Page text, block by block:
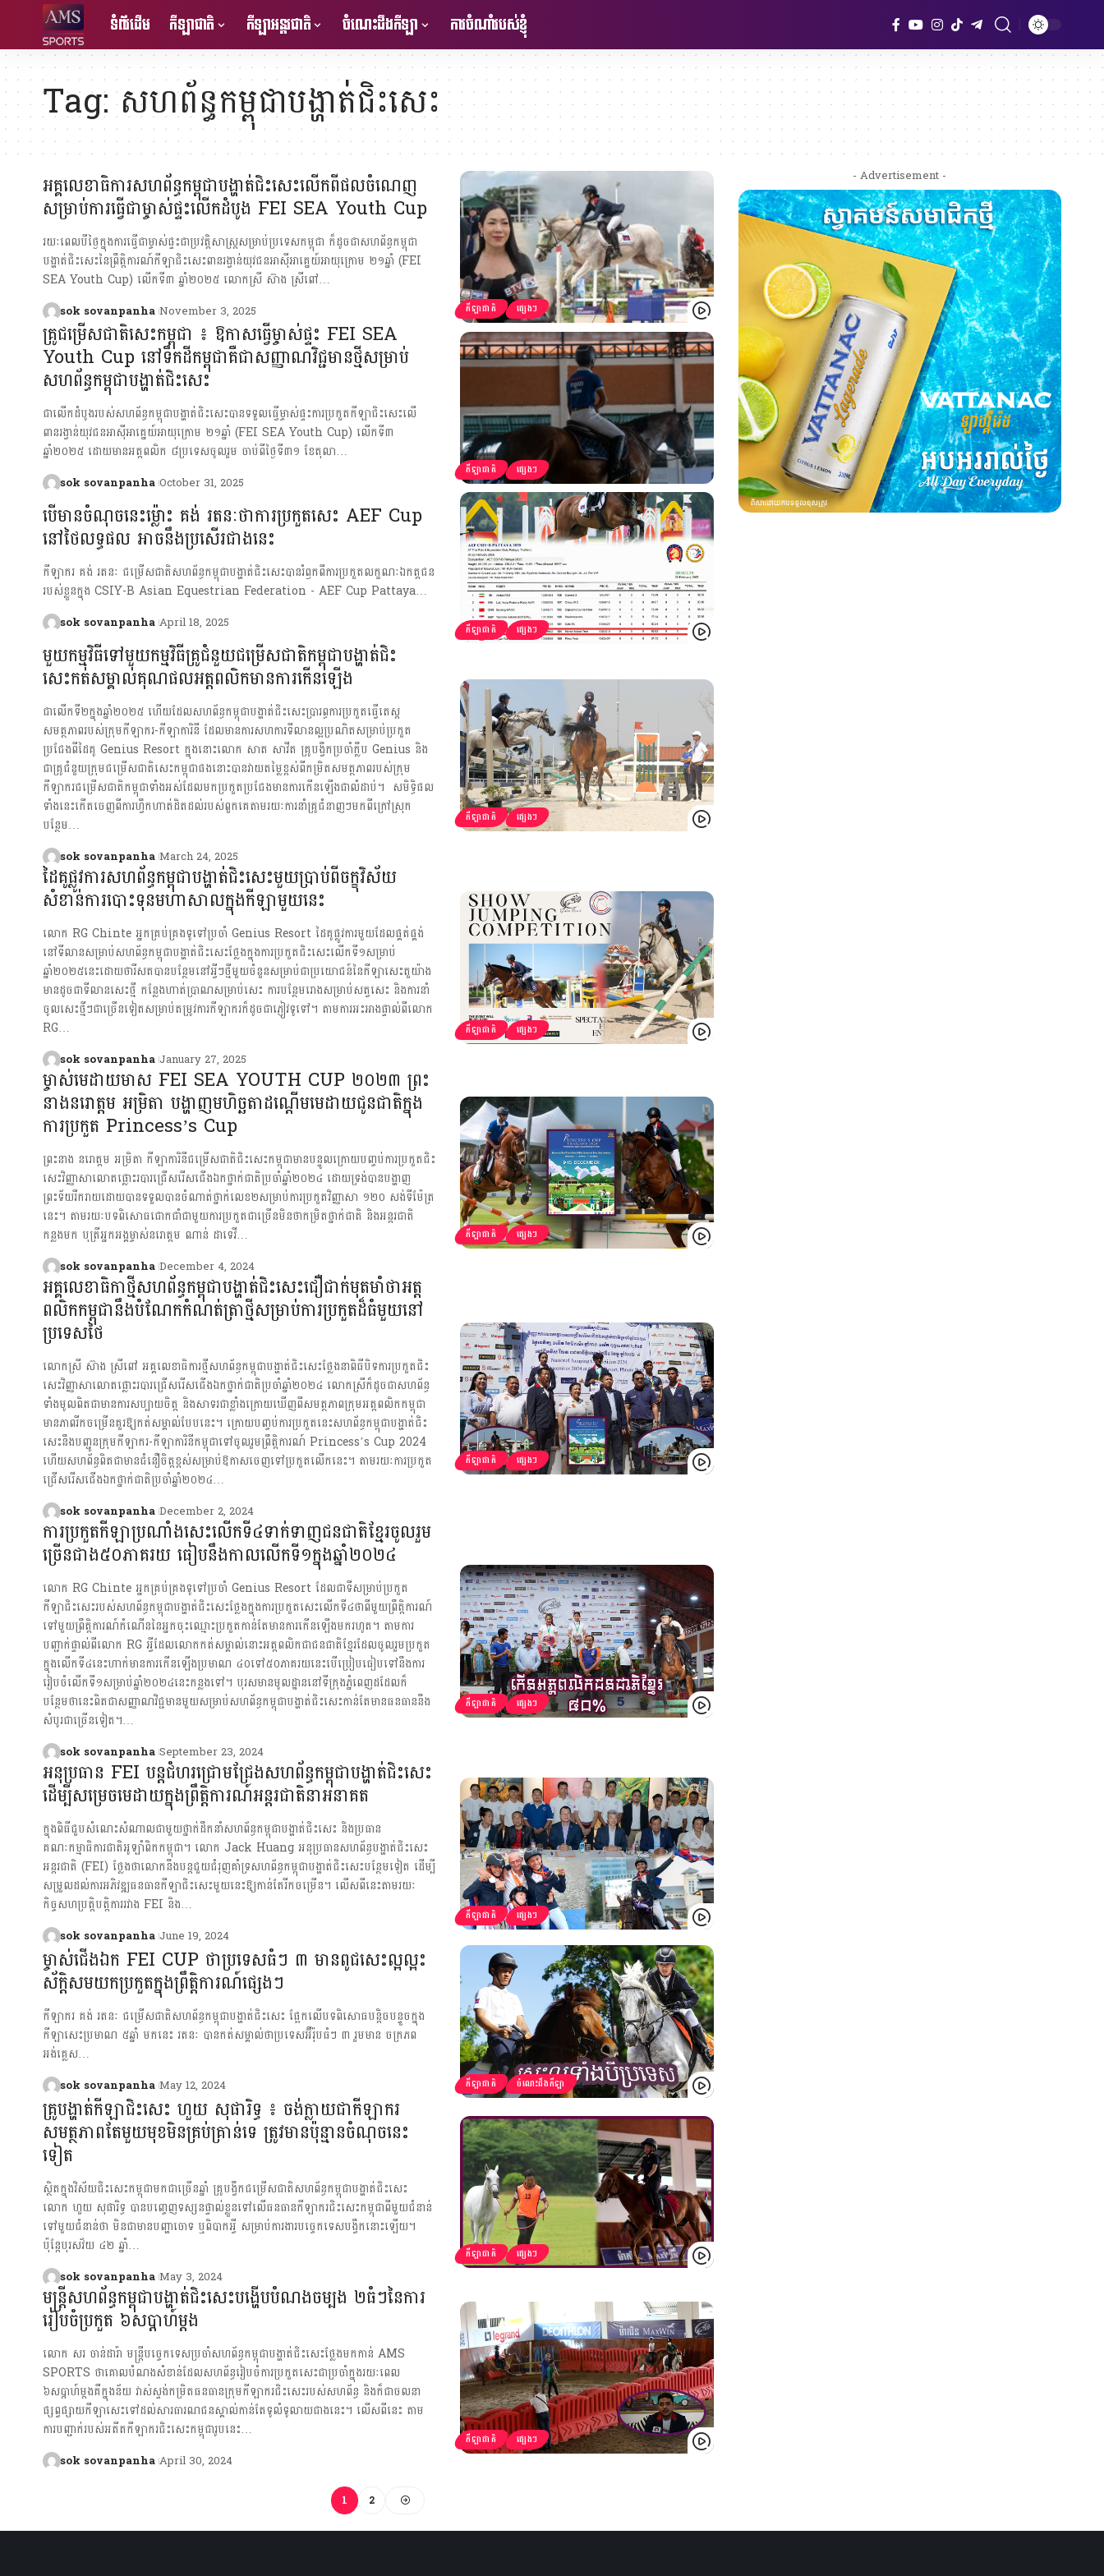
ទំព័រដើម កីឡាជាតិ កីឡាអន្តរជាតិ ចំណេះដឹងកីឡា ការចំណាំរបស់ខ្ញុំ
Tag:សហព័ន្ធកម្ពុជាបង្ហាត់ជិះសេះ
កីឡាជាតិ ផ្សេងៗ
អគ្គលេខាធិការសហព័ន្ធកម្ពុជាបង្ហាត់ជិះសេះលើកពីផលចំណេញ
សម្រាប់ការធ្វើជាម្ចាស់ផ្ទះលើកដំបូង FEI SEA Youth Cup
រយៈពេលបីថ្ងៃក្នុងការធ្វើជាម្ចាស់ផ្ទះជាប្រវត្តិសាស្រ្តសម្រាប់ប្រទេសកម្ពុជា ក៏ដូចជាសហព័ន្ធកម្ពុជា
បង្ហាត់ជិះសេះនៃព្រឹត្តិការណ៍កីឡាជិះសេះពានរង្វាន់យុវជនអាស៊ីអាគ្នេយ៍អាយុក្រោម ២១ឆ្នាំ (FEI
SEA Youth Cup) លើកទី៣ ឆ្នាំ២០២៥ លោកស្រី ស៊ាង ស្រីពៅ…
sok sovanpanha November 3, 2025
កីឡាជាតិ ផ្សេងៗ
គ្រូជម្រើសជាតិសេះកម្ពុជា ៖ ឱកាសធ្វើម្ចាស់ផ្ទះ FEI SEA
Youth Cup នៅទឹកដីកម្ពុជាគឺជាសញ្ញាណវិជ្ជមានថ្មីសម្រាប់
សហព័ន្ធកម្ពុជាបង្ហាត់ជិះសេះ
ជាលើកដំបូងរបស់សហព័ន្ធកម្ពុជាបង្ហាត់ជិះសេះបានទទួលធ្វើម្ចាស់ផ្ទះការប្រកួតកីឡាជិះសេះលើ
ពានរង្វាន់យុវជនអាស៊ីអាគ្នេយ៍អាយុក្រោម ២១ឆ្នាំ (FEI SEA Youth Cup) លើកទី៣
ឆ្នាំ២០២៥ ដោយមានអត្តពលិក ៨ប្រទេសចូលរួម ចាប់ពីថ្ងៃទី៣១ ខែតុលា…
sok sovanpanha October 31, 2025
កីឡាជាតិ ផ្សេងៗ
បើមានចំណុចនេះម៉្លោះ គង់ រតនៈថាការប្រកួតសេះ AEF Cup
នៅថៃលទ្ធផល អាចនឹងប្រសើរជាងនេះ
កីឡាករ គង់ រតនៈ ជម្រើសជាតិសហព័ន្ធកម្ពុជាបង្ហាត់ជិះសេះបានរំឭកពីការប្រកួតលក្ខណៈឯកត្តជន
របស់ខ្លួនក្នុង CSIY-B Asian Equestrian Federation - AEF Cup Pattaya…
sok sovanpanha April 18, 2025
កីឡាជាតិ ផ្សេងៗ
មួយកម្មវិធីទៅមួយកម្មវិធីគ្រូជំនួយជម្រើសជាតិកម្ពុជាបង្ហាត់ជិះ
សេះកត់សម្គាល់គុណផលអត្តពលិកមានការកើនឡើង
ជាលើកទី២ក្នុងឆ្នាំ២០២៥ ហើយដែលសហព័ន្ធកម្ពុជាបង្ហាត់ជិះសេះប្រារព្ធការប្រកួតធ្វើតេស្ត
សមត្ថភាពរបស់ក្រុមកីឡាករ-កីឡាការិនី ដែលមានការសហការទីលានល្អប្រណិតសម្រាប់ប្រកួត
ប្រជែងពីដៃគូ Genius Resort ក្នុងនោះលោក សាត សាវីត គ្រូបង្វឹកប្រចាំក្លឹប Genius និង
ជាគ្រូជំនួយក្រុមជម្រើសជាតិសេះកម្ពុជាផងនោះបានវាយតម្លៃខ្ពស់ពីកម្រិតសមត្ថភាពរបស់ក្រុម
កីឡាករជម្រើសជាតិកម្ពុជាទាំងអស់ដែលមកប្រកួតប្រជែងមានការកើនឡើងជាលំដាប់។ សមិទ្ធិផល
ទាំងនេះកើតចេញពីការហ្វឹកហាត់ដិតដល់របស់ពួកគេតាមរយៈការនាំគ្រូជំនាញៗមកពីក្រៅស្រុក
បន្ថែម…
sok sovanpanha March 24, 2025
កីឡាជាតិ ផ្សេងៗ
ដៃគូផ្លូវការសហព័ន្ធកម្ពុជាបង្ហាត់ជិះសេះមួយប្រាប់ពីចក្ខុវិស័យ
សំខាន់ការបោះទុនមហាសាលក្នុងកីឡាមួយនេះ
លោក RG Chinte អ្នកគ្រប់គ្រងទូទៅប្រចាំ Genius Resort ដៃគូផ្លូវការមួយដែលផ្គត់ផ្គង់
នៅទីលានសម្រាប់សហព័ន្ធកម្ពុជាបង្ហាត់ជិះសេះថ្លែងក្នុងការប្រកួតជិះសេះលើកទី១សម្រាប់
ឆ្នាំ២០២៥នេះដោយថារីសតបានបន្ថែមនៅអ្វីៗថ្មីមួយចំនួនសម្រាប់ជាប្រយោជន៍នៃកីឡាសេះតួយ៉ាង
មានដូចជាទីលានសេះថ្មី កន្លែងហាត់ប្រាណសម្រាប់សេះ ការបន្ថែមរោងសម្រាប់សត្វសេះ និងការនាំ
ចូលសេះថ្មីៗជាច្រើនទៀតសម្រាប់តម្រូវការកីឡាករក៏ដូចជាភ្ញៀវទូទៅ។ តាមការអះអាងផ្ទាល់ពីលោក
RG…
sok sovanpanha January 27, 2025
កីឡាជាតិ ផ្សេងៗ
ម្ចាស់មេដាយមាស FEI SEA YOUTH CUP ២០២៣ ព្រះ
នាងនរោត្តម អម្រិតា បង្ហាញមហិច្ឆតាដណ្តើមមេដាយជូនជាតិក្នុង
ការប្រកួត Princess’s Cup
ព្រះនាង នរោត្តម អម្រិតា កីឡាការិនីជម្រើសជាតិជិះសេះកម្ពុជាមានបន្ទូលក្រោយបញ្ចប់ការប្រកួតជិះ
សេះវិញ្ញាសាលោតផ្លោះរបារជ្រើសរើសជើងឯកថ្នាក់ជាតិប្រចាំឆ្នាំ២០២៤ ដោយទ្រង់បានបង្ហាញ
ព្រះទ័យរីករាយដោយបានទទួលបានចំណាត់ថ្នាក់លេខ២សម្រាប់ការប្រកួតវិញ្ញាសា ១២០ សង់ទីម៉ែត្រ
នេះ។ តាមរយៈបទពិសោធជោកជាំជាមួយការប្រកួតជាច្រើនមិនថាកម្រិតថ្នាក់ជាតិ និងអន្តរជាតិ
កន្លងមក បុត្រីអ្នកអង្គម្ចាស់នរោត្តម ណាន់ ដាទេវី…
sok sovanpanha December 4, 2024
កីឡាជាតិ ផ្សេងៗ
អគ្គលេខាធិកាថ្មីសហព័ន្ធកម្ពុជាបង្ហាត់ជិះសេះជឿជាក់មុតមាំថាអត្ត
ពលិកកម្ពុជានឹងបំណែកកំណត់ត្រាថ្មីសម្រាប់ការប្រកួតដ៏ធំមួយនៅ
ប្រទេសថៃ
លោកស្រី ស៊ាង ស្រីពៅ អគ្គលេខាធិការថ្មីសហព័ន្ធកម្ពុជាបង្ហាត់ជិះសេះថ្លែងនាពិធីបិទការប្រកួតជិះ
សេះវិញ្ញាសាលោតផ្លោះរបារជ្រើសរើសជើងឯកថ្នាក់ជាតិប្រចាំឆ្នាំ២០២៤ លោកស្រីក៏ដូចជាសហព័ន្ធ
ទាំងមូលពិតជាមានការសប្បាយចិត្ត និងសាទរជាខ្លាំងក្រោយឃើញពីសមត្ថភាពក្រុមអត្តពលិកកម្ពុជា
មានភាពរីកចម្រើនគួរឱ្យកត់សម្គាល់បែបនេះ។ ក្រោយបញ្ចប់ការប្រកួតនេះសហព័ន្ធកម្ពុជាបង្ហាត់ជិះ
សេះនឹងបញ្ជូនក្រុមកីឡាករ-កីឡាការិនីកម្ពុជាទៅចូលរួមព្រឹត្តិការណ៍ Princess’s Cup 2024
ហើយសហព័ន្ធពិតជាមានជំនឿចិត្តខ្ពស់សម្រាប់ឱកាសចេញទៅប្រកួតលើកនេះ។ តាមរយៈការប្រកួត
ជ្រើសរើសជើងឯកថ្នាក់ជាតិប្រចាំឆ្នាំ២០២៤…
sok sovanpanha December 2, 2024
កីឡាជាតិ ផ្សេងៗ
ការប្រកួតកីឡាប្រណាំងសេះលើកទី៤ទាក់ទាញជនជាតិខ្មែរចូលរួម
ច្រើនជាង៥០ភាគរយ ធៀបនឹងកាលលើកទី១ក្នុងឆ្នាំ២០២៤
លោក RG Chinte អ្នកគ្រប់គ្រងទូទៅប្រចាំ Genius Resort ដែលជាទីសម្រាប់ប្រកួត
កីឡាជិះសេះរបស់សហព័ន្ធកម្ពុជាបង្ហាត់ជិះសេះថ្លែងក្នុងការប្រកួតសេះលើកទី៤ថាពីមួយព្រឹត្តិការណ៍
ទៅមួយព្រឹត្តិការណ៍កំណើននៃអ្នកចុះឈ្មោះប្រកួតកាន់តែមានការកើនឡើងមករហូត។ តាមការ
បញ្ជាក់ផ្ទាល់ពីលោក RG អ្វីដែលលោកកត់សម្គាល់នោះអត្តពលិកជាជនជាតិខ្មែរដែលចូលរួមប្រកួត
ក្នុងលើកទី៤នេះហាក់មានការកើនឡើងប្រមាណ ៤០ទៅ៥០ភាគរយនេះបើប្រៀបធៀបទៅនឹងការ
រៀបចំលើកទី១សម្រាប់ឆ្នាំ២០២៤នេះកន្លងទៅ។ បុរសមានមូលដ្ឋាននៅទីក្រុងភ្នំពេញដដែលក៏
បន្ថែមថានេះពិតជាសញ្ញាណវិជ្ជមានមួយសម្រាប់សហព័ន្ធកម្ពុជាបង្ហាត់ជិះសេះកាន់តែមានធនធាននឹង
សំបូរជាច្រើនទៀត។…
sok sovanpanha September 23, 2024
កីឡាជាតិ ផ្សេងៗ
អនុប្រធាន FEI បន្តជំហរជ្រោមជ្រែងសហព័ន្ធកម្ពុជាបង្ហាត់ជិះសេះ
ដើម្បីសម្រេចមេដាយក្នុងព្រឹត្តិការណ៍អន្តរជាតិនាអនាគត
ក្នុងពិធីជួបសំណេះសំណាលជាមួយថ្នាក់ដឹកនាំសហព័ន្ធកម្ពុជាបង្ហាត់ជិះសេះ និងប្រធាន
គណៈកម្មាធិការជាតិអូឡាំពិកកម្ពុជា។ លោក Jack Huang អនុប្រធានសហព័ន្ធបង្ហាត់ជិះសេះ
អន្តរជាតិ (FEI) ថ្លែងថាលោកនឹងបន្តជួយជំរុញគាំទ្រសហព័ន្ធកម្ពុជាបង្ហាត់ជិះសេះបន្ថែមទៀត ដើម្បី
សម្រួលដល់ការអភិវឌ្ឍធនធានកីឡាជិះសេះមួយនេះឱ្យកាន់តែរីកចម្រើន។ លើសពីនេះតាមរយៈ
កិច្ចសហប្រត្តិបត្តិការរវាង FEI និង…
sok sovanpanha June 19, 2024
កីឡាជាតិ ចំណេះដឹងកីឡា
ម្ចាស់ជើងឯក FEI CUP ថាប្រទេសធំៗ ៣ មានពូជសេះល្អល្អះ
ស័ក្តិសមយកប្រកួតក្នុងព្រឹត្តិការណ៍ផ្សេងៗ
កីឡាករ គង់ រតនៈ ជម្រើសជាតិសហព័ន្ធកម្ពុជាបង្ហាត់ជិះសេះ ផ្អែកលើបទពិសោធបន្តិចបន្ទួចក្នុង
កីឡាសេះប្រមាណ ៥ឆ្នាំ មកនេះ រតនៈ បានកត់សម្គាល់ថាប្រទេសអ៊ឺរ៉ុបធំៗ ៣ រួមមាន ចក្រភព
អង់គ្លេស…
sok sovanpanha May 12, 2024
កីឡាជាតិ ផ្សេងៗ
គ្រូបង្ហាត់កីឡាជិះសេះ ហួយ សុផារិទ្ធ ៖ ចង់ក្លាយជាកីឡាករ
សមត្ថភាពតែមួយមុខមិនគ្រប់គ្រាន់ទេ ត្រូវមានប៉ុន្មានចំណុចនេះ
ទៀត
ស្ថិតក្នុងវិស័យជិះសេះកម្ពុជាមកជាច្រើនឆ្នាំ គ្រូបង្វឹកជម្រើសជាតិសហព័ន្ធកម្ពុជាបង្ហាត់ជិះសេះ
លោក ហួយ សុផារិទ្ធ បានបញ្ចេញទស្សនផ្ទាល់ខ្លួនទៅលើធនធានកីឡាករជិះសេះកម្ពុជាពីមួយជំនាន់
ទៅមួយជំនាន់ថា មិនជាមានបញ្ហាចោទ ឬពិបាកអ្វី សម្រាប់ការងារបច្ចេកទេសបង្វឹកនោះឡើយ។
ប៉ុន្តែបុរសវ័យ ៤២ ឆ្នាំ…
sok sovanpanha May 3, 2024
កីឡាជាតិ ផ្សេងៗ
មន្ត្រីសហព័ន្ធកម្ពុជាបង្ហាត់ជិះសេះបង្ហើបបំណងចម្បង ២ធំៗនៃការ
រៀបចំប្រកួត ៦សប្តាហ៍ម្តង
លោក សរ ចាន់ដារ៉ា មន្ត្រីបច្ចេកទេសប្រចាំសហព័ន្ធកម្ពុជាបង្ហាត់ជិះសេះថ្លែងមកកាន់ AMS
SPORTS ថាគោលបំណងសំខាន់ដែលសហព័ន្ធរៀបចំការប្រកួតសេះជាប្រចាំក្នុងរយៈពេល
៦សប្តាហ៍ម្តងគឺក្នុងន័យ វាស់ស្ទង់កម្រិតធនធានក្រុមកីឡាករជិះសេះរបស់សហព័ន្ធ និងក៏ជាចលនា
ផ្សព្វផ្សាយកីឡាសេះទៅដល់សារធារណជនស្គាល់កាន់តែទូលំទូលាយជាងនេះ។ លើសពីនេះ តាម
ការបញ្ជាក់របស់អតីតកីឡាករជិះសេះកម្ពុជារូបនេះ…
sok sovanpanha April 30, 2024
1 2
- Advertisement -